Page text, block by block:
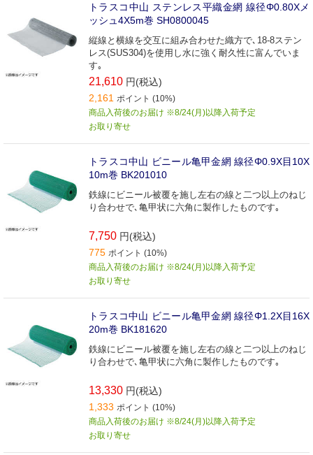
トラスコ中山 ステンレス平織金網 線径Φ0.80Xメ
ッシュ4X5m巻 SH0800045
縦線と横線を交互に組み合わせた織方で､18-8ステン
レス(SUS304)を使用し水に強く耐久性に富んでいま
す｡
21,610 円(税込)
2,161 ポイント (10%)
商品入荷後のお届け ※8/24(月)以降入荷予定
お取り寄せ
トラスコ中山 ビニール亀甲金網 線径Φ0.9X目10X
10m巻 BK201010
鉄線にビニール被覆を施し左右の線と二つ以上のねじ
り合わせで､亀甲状に六角に製作したものです｡
7,750 円(税込)
775 ポイント (10%)
商品入荷後のお届け ※8/24(月)以降入荷予定
お取り寄せ
トラスコ中山 ビニール亀甲金網 線径Φ1.2X目16X
20m巻 BK181620
鉄線にビニール被覆を施し左右の線と二つ以上のねじ
り合わせで､亀甲状に六角に製作したものです｡
13,330 円(税込)
1,333 ポイント (10%)
商品入荷後のお届け ※8/24(月)以降入荷予定
お取り寄せ